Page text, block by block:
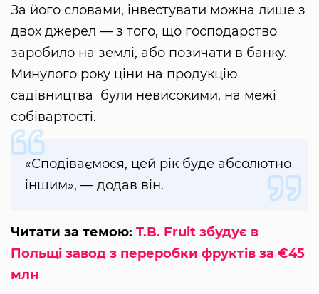
За його словами, інвестувати можна лише з
двох джерел — з того, що господарство
заробило на землі, або позичати в банку.
Минулого року ціни на продукцію
садівництва були невисокими, на межі
собівартості.
«Сподіваємося, цей рік буде абсолютно
іншим», — додав він.
Читати за темою: T.B. Fruit збудує в
Польщі завод з переробки фруктів за €45
млн